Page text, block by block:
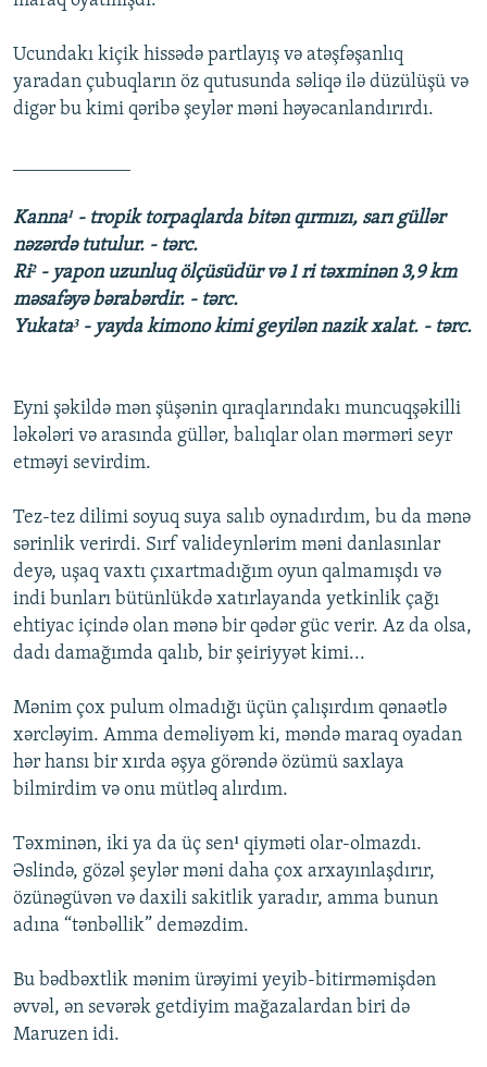
Ucundakı kiçik hissədə partlayış və atəşfəşanlıq
yaradan çubuqların öz qutusunda səliqə ilə düzülüşü və
digər bu kimi qəribə şeylər məni həyəcanlandırırdı.
Kanna¹ - tropik torpaqlarda bitən qırmızı, sarı güllər
nəzərdə tutulur. - tərc.
Ri² - yapon uzunluq ölçüsüdür və 1 ri təxminən 3,9 km
məsafəyə bərabərdir. - tərc.
Yukata³ - yayda kimono kimi geyilən nazik xalat. - tərc.
Eyni şəkildə mən şüşənin qıraqlarındakı muncuqşəkilli
ləkələri və arasında güllər, balıqlar olan mərməri seyr
etməyi sevirdim.
Tez-tez dilimi soyuq suya salıb oynadırdım, bu da mənə
sərinlik verirdi. Sırf valideynlərim məni danlasınlar
deyə, uşaq vaxtı çıxartmadığım oyun qalmamışdı və
indi bunları bütünlükdə xatırlayanda yetkinlik çağı
ehtiyac içində olan mənə bir qədər güc verir. Az da olsa,
dadı damağımda qalıb, bir şeiriyyət kimi...
Mənim çox pulum olmadığı üçün çalışırdım qənaətlə
xərcləyim. Amma deməliyəm ki, məndə maraq oyadan
hər hansı bir xırda əşya görəndə özümü saxlaya
bilmirdim və onu mütləq alırdım.
Təxminən, iki ya da üç sen¹ qiyməti olar-olmazdı.
Əslində, gözəl şeylər məni daha çox arxayınlaşdırır,
özünəgüvən və daxili sakitlik yaradır, amma bunun
adına “tənbəllik” deməzdim.
Bu bədbəxtlik mənim ürəyimi yeyib-bitirməmişdən
əvvəl, ən sevərək getdiyim mağazalardan biri də
Maruzen idi.